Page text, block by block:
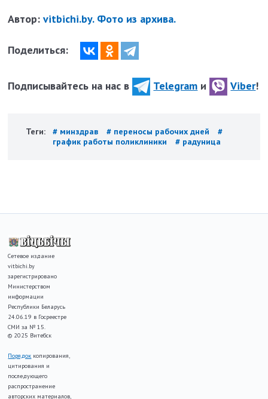
Автор:vitbichi.by. Фото из архива.
Поделиться:
Подписывайтесь на нас в Telegram и Viber!
Теги: # минздрав # переносы рабочих дней
#
график работы поликлиники
# радуница
Сетевое издание
vitbichi.by
зарегистрировано
Министерством
информации
Республики Беларусь
24.06.19 в Госреестре
СМИ за № 15.
© 2025 Витебск
Порядок копирования,
цитирования и
последующего
распространение
авторских материалов,